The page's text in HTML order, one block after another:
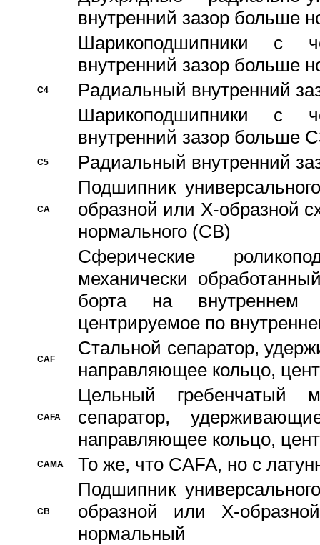
внутренний зазор больше
Шарикоподшипники с
внутренний зазор больше
C4
Pадиальный внутренний
Шарикоподшипники с
внутренний зазор больше
C5 Pадиальный внутренний
CA
Подшипник
образной или Х-образной
нормального (CB)
Сферические
механически
борта на внутреннем
центрируемое по
CAF
Стальной сепаратор,
направляющее кольцо,
CAFA
Цельный гребенчатый
сепаратор,
направляющее кольцо,
CAMA То же, что CAFA, но с
CB
Подшипник
образной или Х-
нормальный